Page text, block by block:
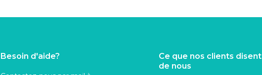
Besoin d'aide?
Ce que nos clients disent
de nous